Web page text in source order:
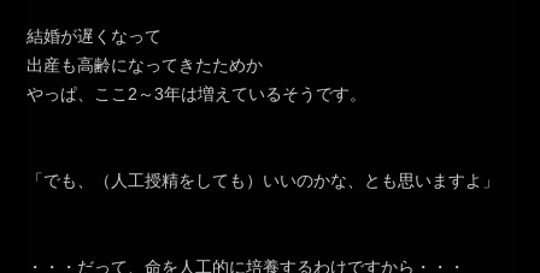
結婚が遅くなって
出産も高齢になってきたためか
やっぱ、ここ2～3年は増えているそうです。
「でも、（人工授精をしても）いいのかな、とも思いますよ」
・・・だって、命を人工的に培養するわけですから・・・